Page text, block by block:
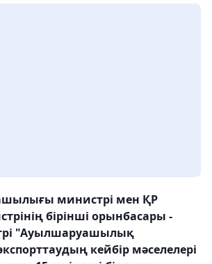
министрі мен ҚР
бірінші орынбасары -
"Ауылшаруашылық
кейбір мәселелері